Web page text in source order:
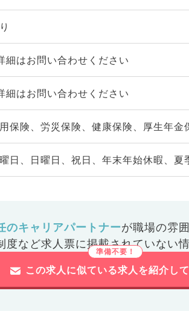
細はお問い合わせください
細はお問い合わせください
保険、労災保険、健康保険、厚生年金
日、日曜日、祝日、年末年始休暇、夏
のキャリアパートナーが職場の雰
度など求人票に掲載されていない
この求人に似ている求人を紹介し